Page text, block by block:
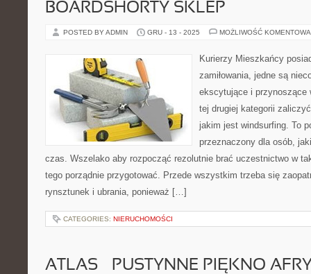
BOARDSHORTY SKLEP
POSTED BY ADMIN GRU - 13 - 2025 MOŻLIWOŚĆ
Kurierzy Mieszkańcy
zamiłowania, jedne są
ekscytujące i przynoszące
tej drugiej kategorii
jakim jest windsurfing. To
przeznaczony dla osób,
czas. Wszelako aby rozpocząć rezolutnie brać uczestnictwo w
tego porządnie przygotować. Przede wszystkim trzeba się
rynsztunek i ubrania, ponieważ […]
CATEGORIES: NIERUCHOMOŚCI
ATLAS – PUSTYNNE PIĘKNO